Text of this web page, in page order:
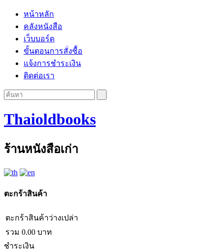
หน้าหลัก
คลังหนังสือ
เว็บบอร์ด
ขั้นตอนการสั่งซื้อ
แจ้งการชำระเงิน
ติดต่อเรา
Thaioldbooks
ร้านหนังสือเก่า
ตะกร้าสินค้า
ตะกร้าสินค้าว่างเปล่า
รวม 0.00 บาท
ชำระเงิน